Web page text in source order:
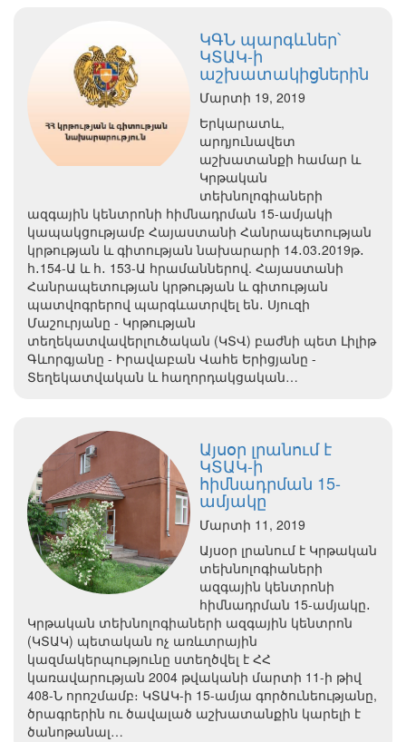
ԿԳՆ պարգևներ՝
ԿՏԱԿ-ի
աշխատակիցներին
Մարտի 19, 2019
Երկարատև,
արդյունավետ
աշխատանքի համար և
Կրթական
տեխնոլոգիաների
ազգային կենտրոնի հիմնադրման 15-ամյակի
կապակցությամբ Հայաստանի Հանրապետության
կրթության և գիտության նախարարի 14․03․2019թ․
հ․154-Ա և հ․ 153-Ա հրամաններով. Հայաստանի
Հանրապետության կրթության և գիտության
պատվոգրերով պարգևատրվել են․ Սյուզի
Մաշուրյանը - Կրթության
տեղեկատվավերլուծական (ԿՏՎ) բաժնի պետ Լիլիթ
Գևորգյանը - Իրավաբան Վահե Երիցյանը -
Տեղեկատվական և հաղորդակցական…
Այսօր լրանում է
ԿՏԱԿ-ի
հիմնադրման 15-
ամյակը
Մարտի 11, 2019
Այսօր լրանում է Կրթական
տեխնոլոգիաների
ազգային կենտրոնի
հիմնադրման 15-ամյակը․
Կրթական տեխնոլոգիաների ազգային կենտրոն
(ԿՏԱԿ) պետական ոչ առևտրային
կազմակերպությունը ստեղծվել է ՀՀ
կառավարության 2004 թվականի մարտի 11-ի թիվ
408-Ն որոշմամբ։ ԿՏԱԿ-ի 15-ամյա գործունեությանը,
ծրագրերին ու ծավալած աշխատանքին կարելի է
ծանոթանալ…